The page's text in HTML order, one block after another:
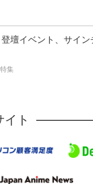
壇イベント、サイ
集
イト